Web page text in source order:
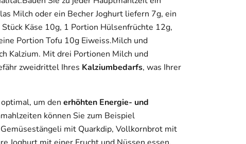
Milch oder ein Becher Joghurt liefern 7g, ein
Käse 10g, 1 Portion Hülsenfrüchte 12g,
Portion Tofu 10g Eiweiss.Milch und
Kalzium. Mit drei Portionen Milch und
zweidrittel Ihres Kalziumbedarfs, was Ihrer
optimal, um denerhöhten Energie- und
können Sie zum Beispiel
mit Quarkdip, Vollkornbrot mit